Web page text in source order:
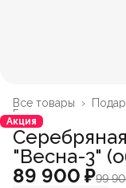
Все товары
›
Главная
Акция
"Весна-3"
89 900 ₽99